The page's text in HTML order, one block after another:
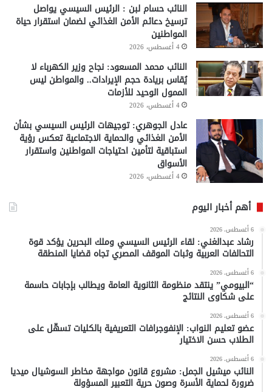
النائب حسام لبن : الرئيس السيسي يواصل
ترسيخ دعائم الأمن الغذائي لضمان استقرار حياة
المواطنين
4 أغسطس، 2026
النائب محمد المسعود: نجاح وزير الكهرباء لا
يُقاس بريادة حجم الإيرادات.. والمواطن ليس
الممول الوحيد للأزمات
4 أغسطس، 2026
عادل الجوهري: توجيهات الرئيس السيسي بشأن
الأمن الغذائي والحماية الاجتماعية تعكس رؤية
استباقية لتأمين احتياجات المواطنين واستقرار
الأسواق
4 أغسطس، 2026
أهم أخبار اليوم
6 أغسطس، 2026
رشاد عبدالغني: لقاء الرئيس السيسي وملك البحرين يؤكد قوة
التحالفات العربية وثبات الموقف المصري تجاه قضايا المنطقة
6 أغسطس، 2026
“البيومي” ينتقد منظومة الثانوية العامة ويطالب بإجابات حاسمة
على شكاوى النتائج
6 أغسطس، 2026
عضو تعليم النواب: الإنفوجرافات التعريفية بالكليات تسهّل على
الطلاب حسن الاختيار
6 أغسطس، 2026
النائب ميشيل الجمل: مشروع قانون مواجهة مخاطر السوشيال ميديا
ضرورة لحماية الأسرة وصون حرية التعبير المسؤولة